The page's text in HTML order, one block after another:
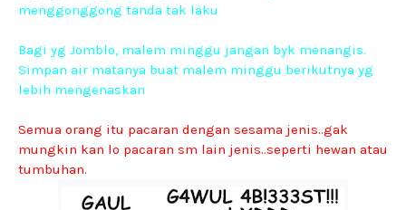
menggonggong tanda tak laku
Bagi yg Jomblo, malem minggu jangan byk menangis.
Simpan air matanya buat malem minggu berikutnya yg
lebih mengenaskan
Semua orang itu pacaran dengan sesama jenis..gak
mungkin kan lo pacaran sm lain jenis..seperti hewan atau
tumbuhan.